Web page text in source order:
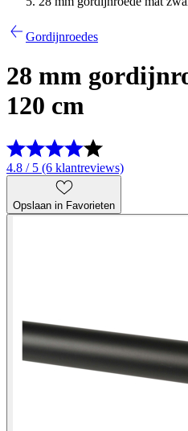
Gordijnroedes
28 mm
120 cm
4.8 / 5 (6 klantreviews)
Opslaan in Favorieten